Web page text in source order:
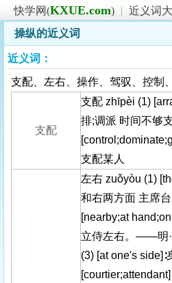
快学网(KXUE.com) | 近义词
操纵的近义词
近义词：
支配、左右、操作、驾驭、控制
支配
支配 zhīpèi (1)
排;调派 时间不够
支配某人
左右 zuǒyòu (1)
和右两方面 主席
[nearby;at
立侍左右。——明·
(3) [at one's